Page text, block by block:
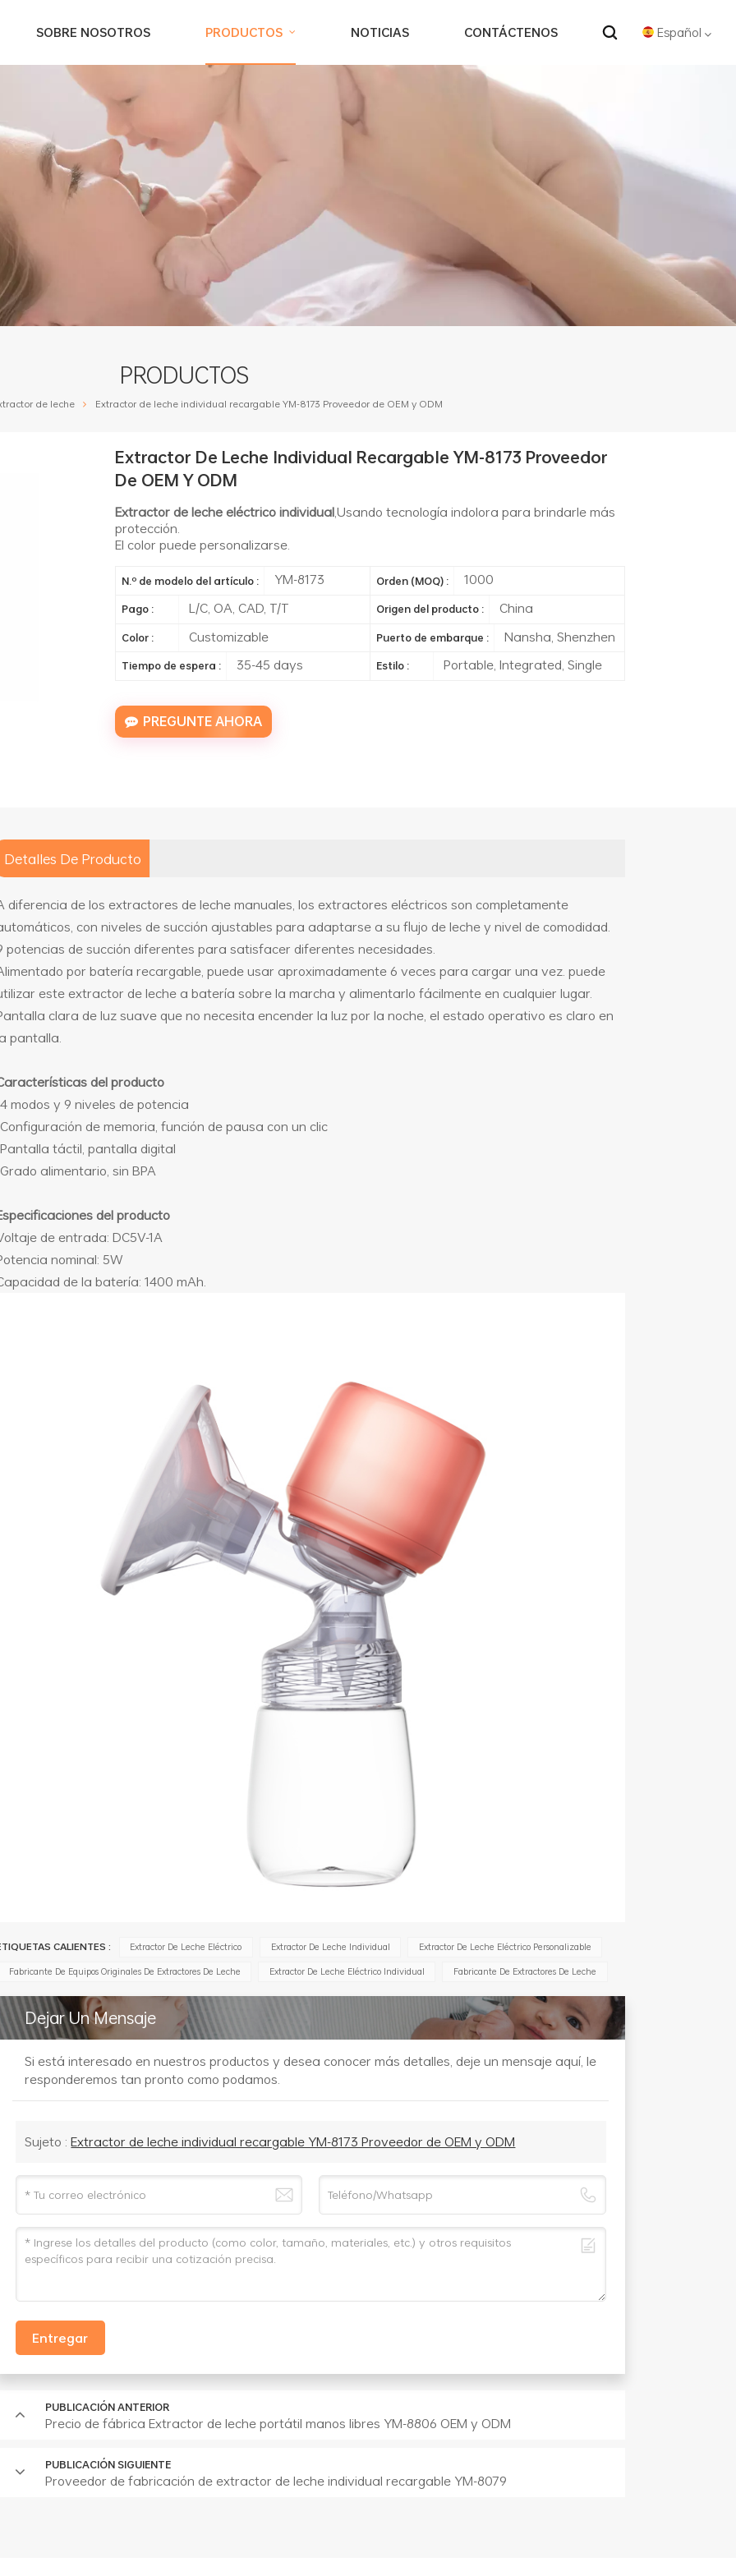
SOBRE NOSOTROS PRODUCTOS NOTICIAS CONTÁCTENOS Español
Español
PRODUCTOS
de leche Extractor de leche individual recargable YM-8173 Proveedor de OEM y ODM
Extractor De Leche Individual Recargable YM-8173 Proveedor
De OEM Y ODM
Extractor de leche eléctrico individual,Usando tecnología indolora para brindarle más
protección.
El color puede personalizarse.
N.º de modelo del artículo : YM-8173 Orden (MOQ) : 1000
Pago : L/C, OA, CAD, T/T Origen del producto : China
Color : Customizable Puerto de embarque : Nansha, Shenzhen
Tiempo de espera : 35-45 days Estilo : Portable, Integrated, Single
PREGUNTE AHORA
Detalles De Producto
diferencia de los extractores de leche manuales, los extractores eléctricos son completamente
con niveles de succión ajustables para adaptarse a su flujo de leche y nivel de comodidad.
potencias de succión diferentes para satisfacer diferentes necesidades.
por batería recargable, puede usar aproximadamente 6 veces para cargar una vez. puede
este extractor de leche a batería sobre la marcha y alimentarlo fácilmente en cualquier lugar.
clara de luz suave que no necesita encender la luz por la noche, el estado operativo es claro en
pantalla.
del producto
modos y 9 niveles de potencia
de memoria, función de pausa con un clic
táctil, pantalla digital
alimentario, sin BPA
del producto
de entrada: DC5V-1A
nominal: 5W
de la batería: 1400 mAh.
CALIENTES : Extractor De Leche Eléctrico Extractor De Leche Individual
Extractor De Leche Eléctrico Personalizable
Fabricante De Equipos Originales De Extractores De Leche
Extractor De Leche Eléctrico Individual Fabricante De Extractores De Leche
Dejar Un Mensaje
Si está interesado en nuestros productos y desea conocer más detalles, deje un mensaje aquí, le
responderemos tan pronto como podamos.
Sujeto :Extractor de leche individual recargable YM-8173 Proveedor de OEM y ODM
Entregar
PUBLICACIÓN ANTERIOR
Precio de fábrica Extractor de leche portátil manos libres YM-8806 OEM y ODM
PUBLICACIÓN SIGUIENTE
Proveedor de fabricación de extractor de leche individual recargable YM-8079